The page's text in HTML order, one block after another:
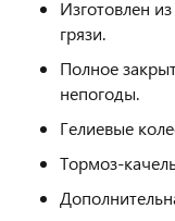
Изготовлен
грязи.
Полное
непогоды.
Гелиевые
Тормоз-